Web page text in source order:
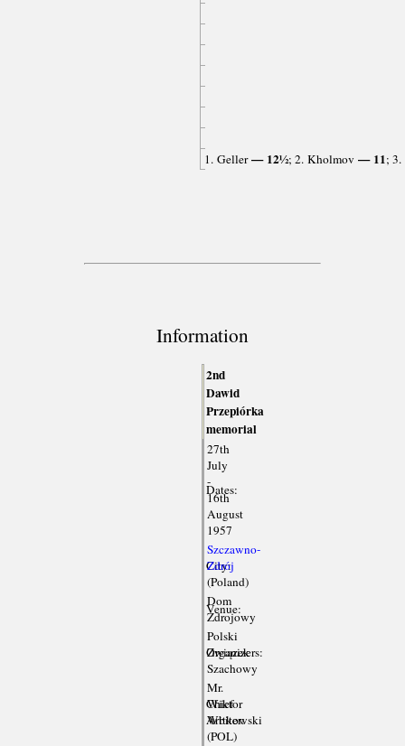
1. Geller— 12½; 2. Kholmov — 11; 3.
Information
2nd
Dawid
Przepiórka
memorial
Dates:
27th
July
-
16th
August
1957
City:
Szczawno-
Zdrój
(Poland)
Venue:
Dom
Zdrojowy
Organizers:
Polski
Związek
Szachowy
Chief
Arbiter:
Mr.
Wiktor
Witkowski
(POL)